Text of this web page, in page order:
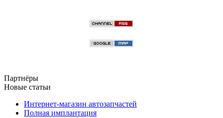
Партнёры
Новые статьи
Интернет-магазин автозапчастей
Полная имплантация